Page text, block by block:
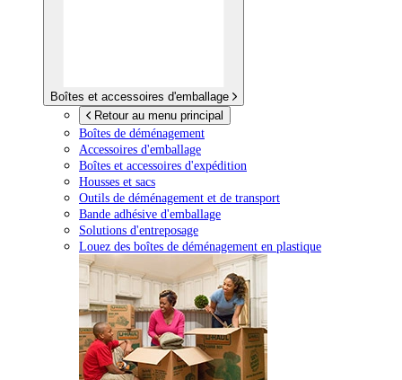
Boîtes et accessoires d'emballage
Retour au menu principal
Boîtes de déménagement
Accessoires d'emballage
Boîtes et accessoires d'expédition
Housses et sacs
Outils de déménagement et de transport
Bande adhésive d'emballage
Solutions d'entreposage
Louez des boîtes de déménagement en plastique